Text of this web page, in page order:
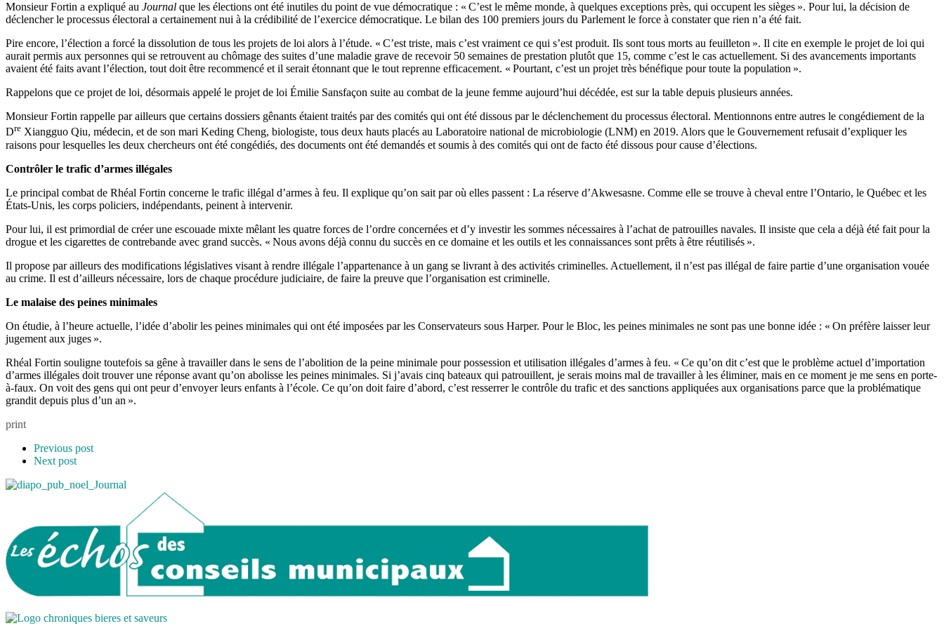
Monsieur Fortin a expliqué au Journal que les élections ont été inutiles du point de vue démocratique : « C’est le même monde, à quelques exceptions près, qui occupent les sièges ». Pour lui, la décision de
déclencher le processus électoral a certainement nui à la crédibilité de l’exercice démocratique. Le bilan des 100 premiers jours du Parlement le force à constater que rien n’a été fait.
Pire encore, l’élection a forcé la dissolution de tous les projets de loi alors à l’étude. « C’est triste, mais c’est vraiment ce qui s’est produit. Ils sont tous morts au feuilleton ». Il cite en exemple le projet de loi qui
aurait permis aux personnes qui se retrouvent au chômage des suites d’une maladie grave de recevoir 50 semaines de prestation plutôt que 15, comme c’est le cas actuellement. Si des avancements importants
avaient été faits avant l’élection, tout doit être recommencé et il serait étonnant que le tout reprenne efficacement. « Pourtant, c’est un projet très bénéfique pour toute la population ».
Rappelons que ce projet de loi, désormais appelé le projet de loi Émilie Sansfaçon suite au combat de la jeune femme aujourd’hui décédée, est sur la table depuis plusieurs années.
Monsieur Fortin rappelle par ailleurs que certains dossiers gênants étaient traités par des comités qui ont été dissous par le déclenchement du processus électoral. Mentionnons entre autres le congédiement de la
Dre Xiangguo Qiu, médecin, et de son mari Keding Cheng, biologiste, tous deux hauts placés au Laboratoire national de microbiologie (LNM) en 2019. Alors que le Gouvernement refusait d’expliquer les
raisons pour lesquelles les deux chercheurs ont été congédiés, des documents ont été demandés et soumis à des comités qui ont de facto été dissous pour cause d’élections.
Contrôler le trafic d’armes illégales
Le principal combat de Rhéal Fortin concerne le trafic illégal d’armes à feu. Il explique qu’on sait par où elles passent : La réserve d’Akwesasne. Comme elle se trouve à cheval entre l’Ontario, le Québec et les
États-Unis, les corps policiers, indépendants, peinent à intervenir.
Pour lui, il est primordial de créer une escouade mixte mêlant les quatre forces de l’ordre concernées et d’y investir les sommes nécessaires à l’achat de patrouilles navales. Il insiste que cela a déjà été fait pour la
drogue et les cigarettes de contrebande avec grand succès. « Nous avons déjà connu du succès en ce domaine et les outils et les connaissances sont prêts à être réutilisés ».
Il propose par ailleurs des modifications législatives visant à rendre illégale l’appartenance à un gang se livrant à des activités criminelles. Actuellement, il n’est pas illégal de faire partie d’une organisation vouée
au crime. Il est d’ailleurs nécessaire, lors de chaque procédure judiciaire, de faire la preuve que l’organisation est criminelle.
Le malaise des peines minimales
On étudie, à l’heure actuelle, l’idée d’abolir les peines minimales qui ont été imposées par les Conservateurs sous Harper. Pour le Bloc, les peines minimales ne sont pas une bonne idée : « On préfère laisser leur
jugement aux juges ».
Rhéal Fortin souligne toutefois sa gêne à travailler dans le sens de l’abolition de la peine minimale pour possession et utilisation illégales d’armes à feu. « Ce qu’on dit c’est que le problème actuel d’importation
d’armes illégales doit trouver une réponse avant qu’on abolisse les peines minimales. Si j’avais cinq bateaux qui patrouillent, je serais moins mal de travailler à les éliminer, mais en ce moment je me sens en porte-
à-faux. On voit des gens qui ont peur d’envoyer leurs enfants à l’école. Ce qu’on doit faire d’abord, c’est resserrer le contrôle du trafic et des sanctions appliquées aux organisations parce que la problématique
grandit depuis plus d’un an ».
print
Previous post
Next post